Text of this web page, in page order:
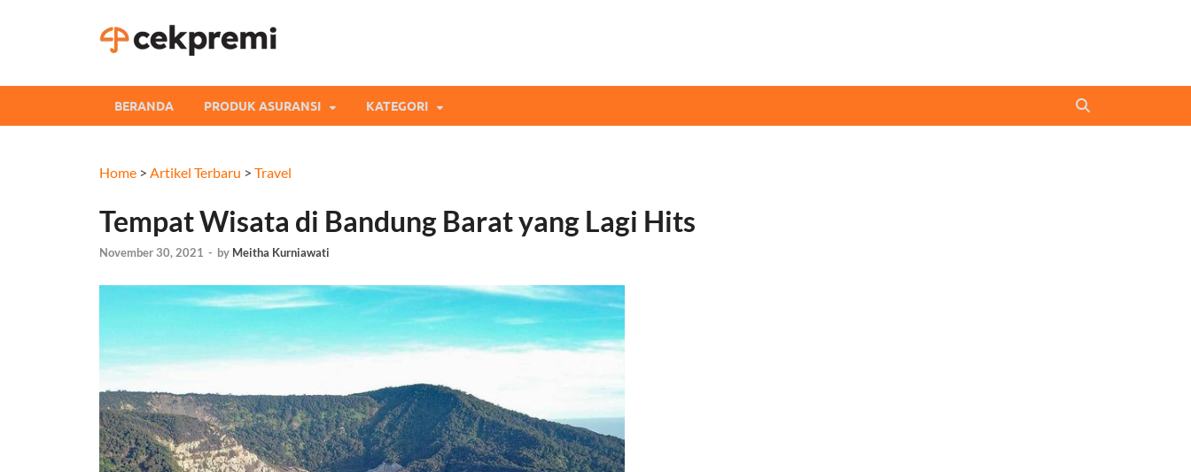
BERANDA PRODUK ASURANSI KATEGORI
Home > Artikel Terbaru > Travel
Tempat Wisata di Bandung Barat yang Lagi Hits
November 30, 2021 - by Meitha Kurniawati